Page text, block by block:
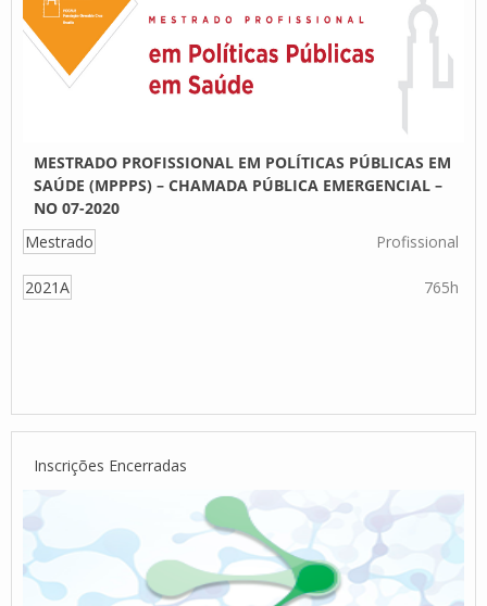
MESTRADO PROFISSIONAL EM POLÍTICAS PÚBLICAS EM
SAÚDE (MPPPS) – CHAMADA PÚBLICA EMERGENCIAL –
NO 07-2020
Mestrado
Profissional
2021A 765h
Inscrições Encerradas